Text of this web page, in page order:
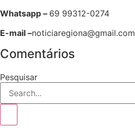
Whatsapp – 69 99312-0274
E-mail –noticiaregiona@gmail.com
Comentários
Pesquisar